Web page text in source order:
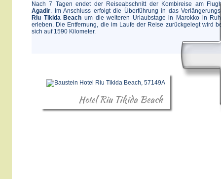
Nach 7 Tagen endet der Reiseabschnitt der Kombireise am
Agadir. Im Anschluss erfolgt die Überführung in das
Riu Tikida Beach um die weiteren Urlaubstage in Marokko in
erleben. Die Entfernung, die im Laufe der Reise zurückgelegt wird
sich auf 1590 Kilometer.
Hotel Riu Tikida Beach